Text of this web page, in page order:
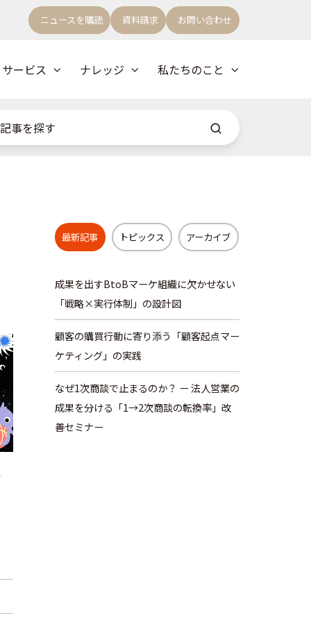
ニュースを購読 資料請求 お問い合わせ
サービス ナレッジ 私たちのこと
最新記事 トピックス アーカイブ
成果を出すBtoBマーケ組織に欠かせない
「戦略×実行体制」の設計図
顧客の購買行動に寄り添う「顧客起点マー
ケティング」の実践
なぜ1次商談で止まるのか？ ー 法人営業の
成果を分ける「1→2次商談の転換率」改
善セミナー